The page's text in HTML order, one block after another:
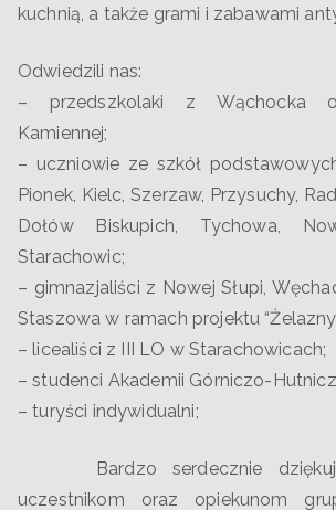
kuchnią, a także grami i zabawami
Odwiedzili nas:
– przedszkolaki z Wąchocka
Kamiennej;
– uczniowie ze szkół
Pionek, Kielc, Szerzaw, Przysuchy,
Dołów Biskupich, Tychowa,
Starachowic;
– gimnazjaliści z Nowej Słupi,
Staszowa w ramach projektu
– licealiści z III LO w Starachowicach;
– studenci Akademii Górniczo-
– turyści indywidualni;
Bardzo serdecznie
uczestnikom oraz opiekunom